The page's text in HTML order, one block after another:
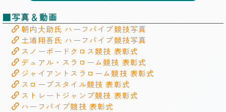
■写真＆動画
朝内大助氏 ハーフパイプ競技写真
土浦翔吾氏 ハーフパイプ競技写真
スノーボードクロス競技 表彰式
デュアル・スラローム競技 表彰式
ジャイアントスラローム競技 表彰式
スロープスタイル競技 表彰式
ストレートジャンプ競技 表彰式
ハーフパイプ競技 表彰式